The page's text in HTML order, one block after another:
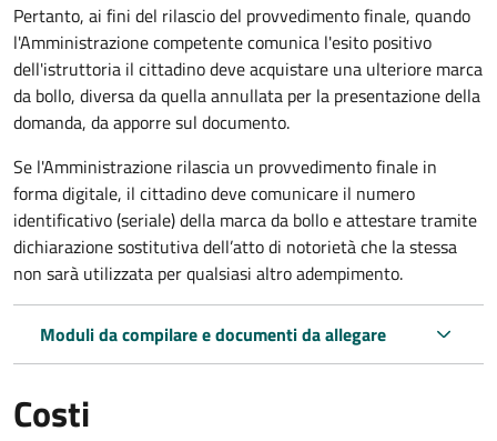
Pertanto, ai fini del rilascio del provvedimento finale, quando
l'Amministrazione competente comunica l'esito positivo
dell'istruttoria il cittadino deve acquistare una ulteriore marca
da bollo, diversa da quella annullata per la presentazione della
domanda, da apporre sul documento.
Se l'Amministrazione rilascia un provvedimento finale in
forma digitale, il cittadino devecomunicare il numero
identificativo (seriale) della marca da bollo e attestare tramite
dichiarazione sostitutiva dell’atto di notorietà che la stessa
non sarà utilizzata per qualsiasi altro adempimento.
Moduli da compilare e documenti da allegare
Costi